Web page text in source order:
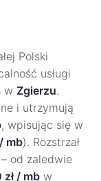
Polski
usługi
w Zgierzu.
i utrzymują
, wpisując się w
mb). Rozstrzał
od zaledwie
zł / mb w